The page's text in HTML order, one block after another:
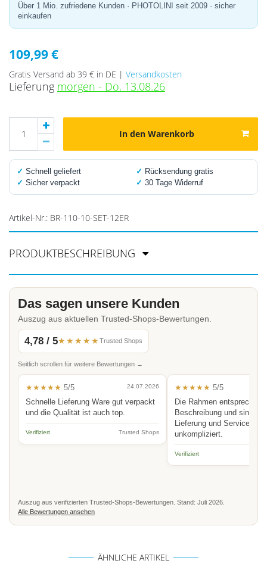
Über 1 Mio. zufriedene Kunden · PHOTOLINI seit 2009 · sicher
einkaufen
109,99 €
Gratis Versand ab 39 € in DE | Versandkosten
Lieferung morgen - Do. 13.08.26
In den Warenkorb
✓ Schnell geliefert ✓ Rücksendung gratis
✓ Sicher verpackt ✓ 30 Tage Widerruf
Artikel-Nr.: BR-110-10-SET-12ER
PRODUKTBESCHREIBUNG
Das sagen unsere Kunden
Auszug aus aktuellen Trusted-Shops-Bewertungen.
4,78 / 5★★★★★ Trusted Shops
Seitlich scrollen für weitere Bewertungen →
★★★★★ 5/5 24.07.2026
Schnelle Lieferung Ware gut verpackt
und die Qualität ist auch top.
Verifiziert Trusted Shops
★★★★★ 5/5
Die Rahmen entsprechen
Beschreibung und sind
Lieferung und Service
unkompliziert.
Verifiziert
Auszug aus verifizierten Trusted-Shops-Bewertungen. Stand: Juli 2026.
Alle Bewertungen ansehen
ÄHNLICHE ARTIKEL